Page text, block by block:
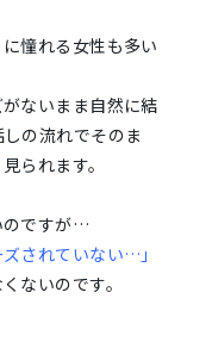
に憧れる女性も多い
ないまま自然に結
の流れでそのま
られます。
のですが…
ズされていない…」
ないのです。